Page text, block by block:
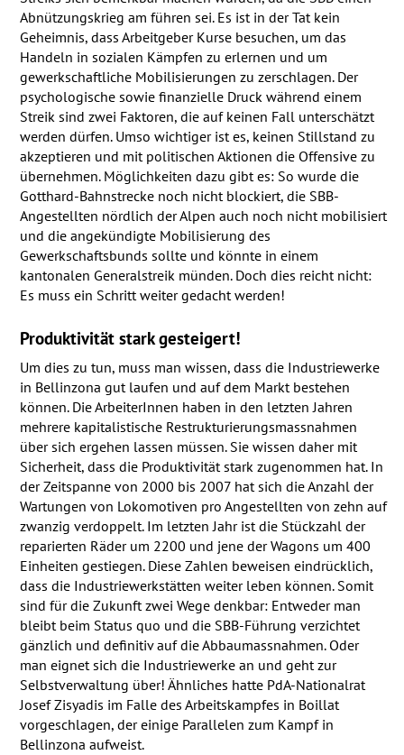
Abnützungskrieg am führen sei. Es ist in der Tat kein
Geheimnis, dass Arbeitgeber Kurse besuchen, um das
Handeln in sozialen Kämpfen zu erlernen und um
gewerkschaftliche Mobilisierungen zu zerschlagen. Der
psychologische sowie finanzielle Druck während einem
Streik sind zwei Faktoren, die auf keinen Fall unterschätzt
werden dürfen. Umso wichtiger ist es, keinen Stillstand zu
akzeptieren und mit politischen Aktionen die Offensive zu
übernehmen. Möglichkeiten dazu gibt es: So wurde die
Gotthard-Bahnstrecke noch nicht blockiert, die SBB-
Angestellten nördlich der Alpen auch noch nicht mobilisiert
und die angekündigte Mobilisierung des
Gewerkschaftsbunds sollte und könnte in einem
kantonalen Generalstreik münden. Doch dies reicht nicht:
Es muss ein Schritt weiter gedacht werden!
Produktivität stark gesteigert!
Um dies zu tun, muss man wissen, dass die Industriewerke
in Bellinzona gut laufen und auf dem Markt bestehen
können. Die ArbeiterInnen haben in den letzten Jahren
mehrere kapitalistische Restrukturierungsmassnahmen
über sich ergehen lassen müssen. Sie wissen daher mit
Sicherheit, dass die Produktivität stark zugenommen hat. In
der Zeitspanne von 2000 bis 2007 hat sich die Anzahl der
Wartungen von Lokomotiven pro Angestellten von zehn auf
zwanzig verdoppelt. Im letzten Jahr ist die Stückzahl der
reparierten Räder um 2200 und jene der Wagons um 400
Einheiten gestiegen. Diese Zahlen beweisen eindrücklich,
dass die Industriewerkstätten weiter leben können. Somit
sind für die Zukunft zwei Wege denkbar: Entweder man
bleibt beim Status quo und die SBB-Führung verzichtet
gänzlich und definitiv auf die Abbaumassnahmen. Oder
man eignet sich die Industriewerke an und geht zur
Selbstverwaltung über! Ähnliches hatte PdA-Nationalrat
Josef Zisyadis im Falle des Arbeitskampfes in Boillat
vorgeschlagen, der einige Parallelen zum Kampf in
Bellinzona aufweist.